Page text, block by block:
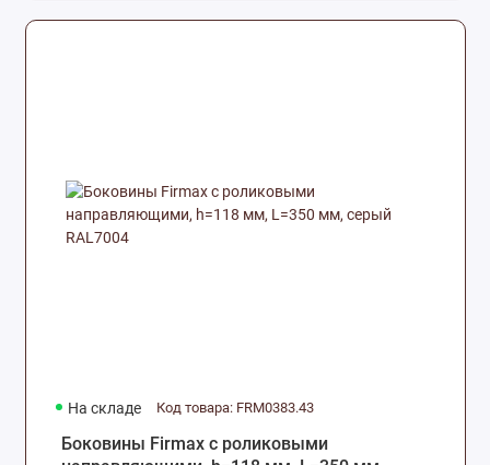
На складе Код товара: FRM0383.43
Боковины Firmax с роликовыми